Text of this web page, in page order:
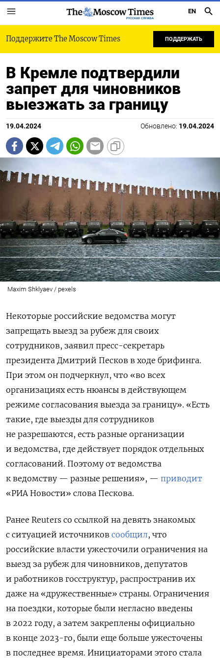
РУССКАЯ СЛУЖБА
EN
Поддержите The Moscow Times ПОДДЕРЖАТЬ
В Кремле подтвердили
запрет для чиновников
выезжать за границу
19.04.2024 Обновлено: 19.04.2024
Maxim Shklyaev / pexels
Некоторые российские ведомства могут
запрещать выезд за рубеж для своих
сотрудников, заявил пресс-секретарь
президента Дмитрий Песков в ходе брифинга.
При этом он подчеркнул, что «во всех
организациях есть нюансы в действующем
режиме согласования выезда за границу». «Есть
такие, где выезды для сотрудников
не разрешаются, есть разные организации
и ведомства, где действует порядок отдельных
согласований. Поэтому от ведомства
к ведомству — разные решения», — приводит
«РИА Новости» слова Пескова.
Ранее Reuters со ссылкой на девять знакомых
с ситуацией источников сообщил, что
российские власти ужесточили ограничения на
выезд за рубеж для чиновников, депутатов
и работников госструктур, распространив их
даже на «дружественные» страны. Ограничения
на поездки, которые были негласно введены
в 2022 году, а затем закреплены официально
в конце 2023-го, были еще больше ужесточены
в последнее время. Инициаторами этого стала